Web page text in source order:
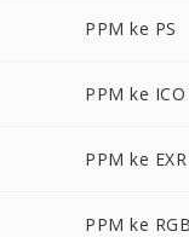
PPM ke PS
PPM ke ICO
PPM ke EXR
PPM ke